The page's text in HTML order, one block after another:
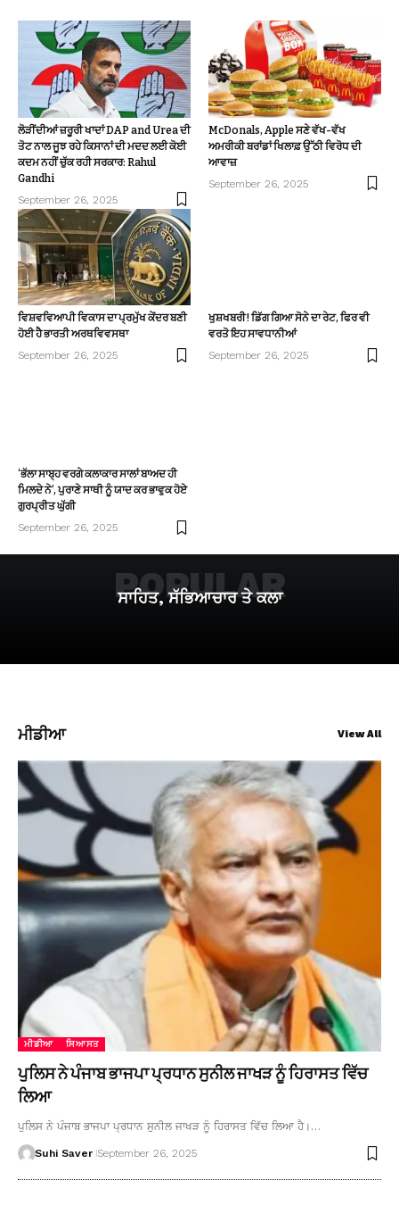
ਲੋੜੀਂਦੀਆਂ ਜ਼ਰੂਰੀ ਖਾਦਾਂ DAP and Urea ਦੀ
ਤੋਟ ਨਾਲ ਜੂਝ ਰਹੇ ਕਿਸਾਨਾਂ ਦੀ ਮਦਦ ਲਈ ਕੋਈ
ਕਦਮ ਨਹੀਂ ਚੁੱਕ ਰਹੀ ਸਰਕਾਰ: Rahul
Gandhi
September 26, 2025
McDonals, Apple ਸਣੇ ਵੱਖ-ਵੱਖ
ਅਮਰੀਕੀ ਬਰਾਂਡਾਂ ਖਿਲਾਫ਼ ਉੱਠੀ ਵਿਰੋਧ ਦੀ
ਆਵਾਜ਼
September 26, 2025
ਵਿਸ਼ਵਵਿਆਪੀ ਵਿਕਾਸ ਦਾ ਪ੍ਰਮੁੱਖ ਕੇਂਦਰ ਬਣੀ
ਹੋਈ ਹੈ ਭਾਰਤੀ ਅਰਥਵਿਵਸਥਾ
September 26, 2025
ਖੁਸ਼ਖਬਰੀ! ਡਿੱਗ ਗਿਆ ਸੋਨੇ ਦਾ ਰੇਟ, ਫਿਰ ਵੀ
ਵਰਤੋ ਇਹ ਸਾਵਧਾਨੀਆਂ
September 26, 2025
‘ਭੱਲਾ ਸਾਬ੍ਹ ਵਰਗੇ ਕਲਾਕਾਰ ਸਾਲਾਂ ਬਾਅਦ ਹੀ
ਮਿਲਦੇ ਨੇ’, ਪੁਰਾਣੇ ਸਾਥੀ ਨੂੰ ਯਾਦ ਕਰ ਭਾਵੁਕ ਹੋਏ
ਗੁਰਪ੍ਰੀਤ ਘੁੱਗੀ
September 26, 2025
ਸਾਹਿਤ, ਸੱਭਿਆਚਾਰ ਤੇ ਕਲਾ
POPULAR
ਮੀਡੀਆ View All
ਮੀਡੀਆ ਸਿਆਸਤ
ਪੁਲਿਸ ਨੇ ਪੰਜਾਬ ਭਾਜਪਾ ਪ੍ਰਧਾਨ ਸੁਨੀਲ ਜਾਖੜ ਨੂੰ ਹਿਰਾਸਤ ਵਿੱਚ
ਲਿਆ
ਪੁਲਿਸ ਨੇ ਪੰਜਾਬ ਭਾਜਪਾ ਪ੍ਰਧਾਨ ਸੁਨੀਲ ਜਾਖੜ ਨੂੰ ਹਿਰਾਸਤ ਵਿੱਚ ਲਿਆ ਹੈ।…
Suhi Saver September 26, 2025